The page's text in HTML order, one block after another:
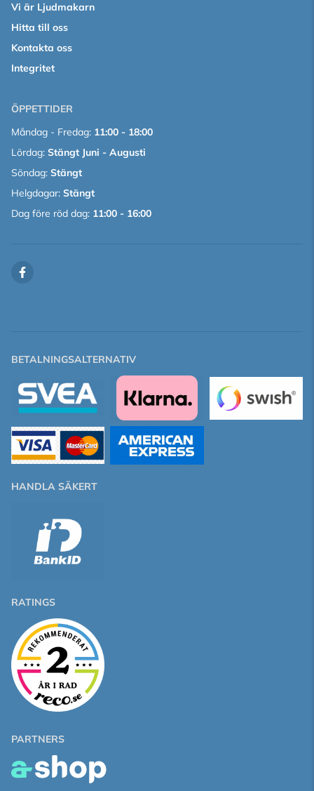
Vi är Ljudmakarn
Hitta till oss
Kontakta oss
Integritet
ÖPPETTIDER
Måndag - Fredag: 11:00 - 18:00
Lördag: Stängt Juni - Augusti
Söndag: Stängt
Helgdagar: Stängt
Dag före röd dag: 11:00 - 16:00
BETALNINGSALTERNATIV
HANDLA SÄKERT
RATINGS
PARTNERS